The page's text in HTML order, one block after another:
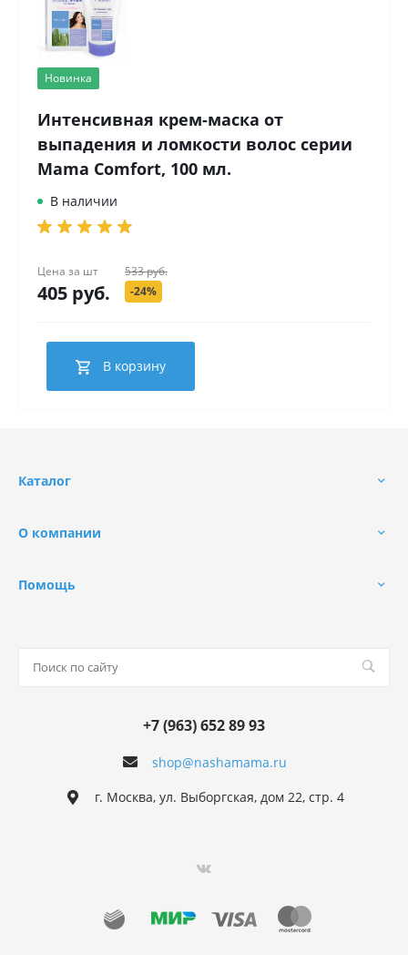
Новинка
Интенсивная крем-маска от
выпадения и ломкости волос серии
Mama Comfort, 100 мл.
В наличии
Цена за шт
405 руб.
533 руб.
-24%
В корзину
Каталог
О компании
Помощь
shop@nashamama.ru
+7 (963) 652 89 93
г. Москва, ул. Выборгская, дом 22, стр. 4